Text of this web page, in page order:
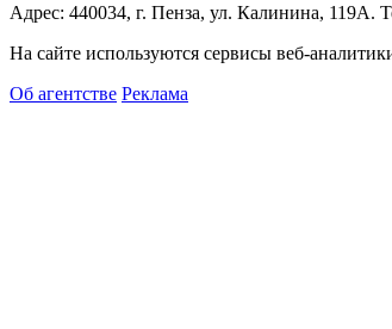
Адрес: 440034, г. Пенза, ул. Калинина, 119А.
На сайте используются сервисы веб-
Об агентстве Реклама